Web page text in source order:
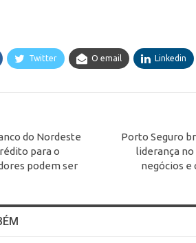
Twitter O email Linkedin
do Nordeste
para o
podem ser
Porto Seguro
liderança
negócios e